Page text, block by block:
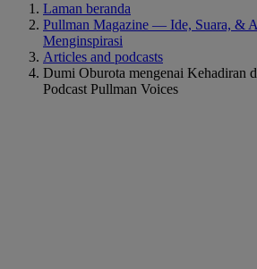
Laman beranda
Pullman Magazine — Ide, Suara, &
Menginspirasi
Articles and podcasts
Dumi Oburota mengenai Kehadiran
Podcast Pullman Voices